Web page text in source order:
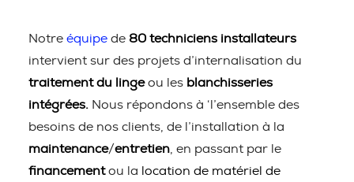
Notre équipe de 80 techniciens installateurs
intervient sur des projets d’internalisation du
traitement du lingeou les blanchisseries
intégrées. Nous répondons à ‘l’ensemble des
besoins de nos clients, de l’installation à la
maintenance/entretien , en passant par le
financementou la location de matériel de